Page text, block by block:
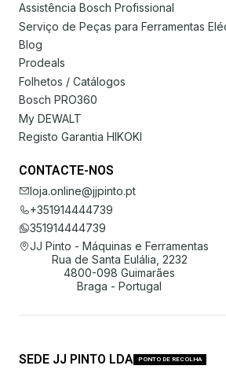
Assistência Bosch Profissional
Serviço de Peças para Ferramentas
Blog
Prodeals
Folhetos / Catálogos
Bosch PRO360
My DEWALT
Registo Garantia HIKOKI
CONTACTE-NOS
loja.online@jjpinto.pt
+351914444739
351914444739
JJ Pinto - Máquinas e Ferramentas
Rua de Santa Eulália, 2232
4800-098 Guimarães
Braga - Portugal
SEDE JJ PINTO LDA PONTO DE RECOLHA